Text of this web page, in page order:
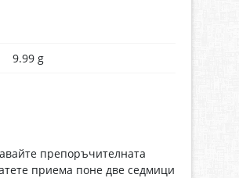
9.99 g
препоръчителната
приема поне две седмици